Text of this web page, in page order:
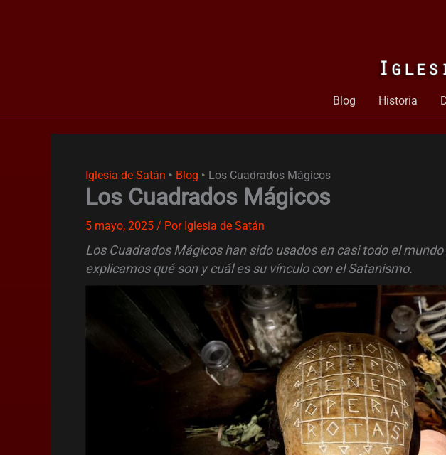
Blog Historia
Iglesia de Satán ‣ Blog ‣ Los Cuadrados Mágicos
Los Cuadrados Mágicos
5 mayo, 2025 / Por Iglesia de Satán
Los Cuadrados Mágicos han sido usados en casi todo el
explicamos qué son y cuál es su vínculo con el Satanismo.